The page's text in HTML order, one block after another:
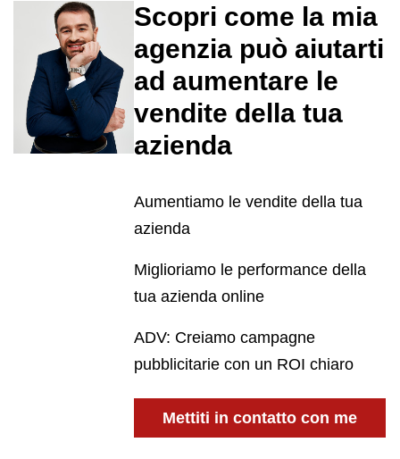
Scopri come la mia
agenzia può aiutarti
ad aumentare le
vendite della tua
azienda
Aumentiamo le vendite della tua
azienda
Miglioriamo le performance della
tua azienda online
ADV: Creiamo campagne
pubblicitarie con un ROI chiaro
Mettiti in contatto con me